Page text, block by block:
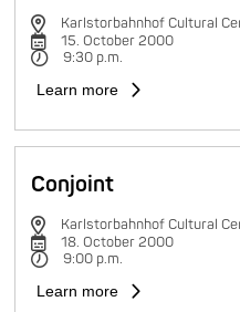
Karlstorbahnhof Cultural
15. October 2000
9:30 p.m.
Learn more
Conjoint
Karlstorbahnhof Cultural
18. October 2000
9:00 p.m.
Learn more